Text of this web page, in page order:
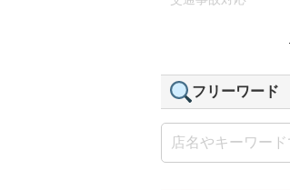
フリーワード